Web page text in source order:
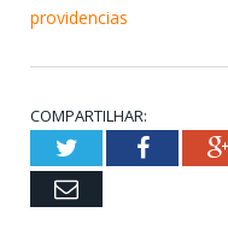
providencias
COMPARTILHAR:
Twitter
Email